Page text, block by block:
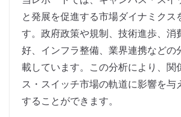
と発展を促進する市場ダイナミクス
す。政府政策や規制、技術進歩、消
好、インフラ整備、業界連携などの
載しています。この分析により、関
ス・スイッチ市場の軌道に影響を与
することができます。